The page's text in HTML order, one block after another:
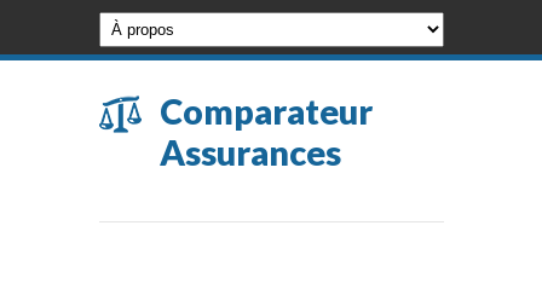
Comparateur
Assurances